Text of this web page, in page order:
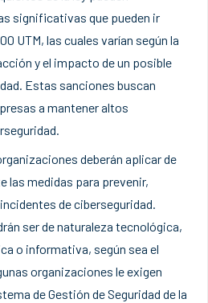
significativas que pueden ir
UTM, las cuales varían según la
y el impacto de un posible
Estas sanciones buscan
a mantener altos
deberán aplicar de
las medidas para prevenir,
de ciberseguridad.
ser de naturaleza tecnológica,
o informativa, según sea el
organizaciones le exigen
de Gestión de Seguridad de la